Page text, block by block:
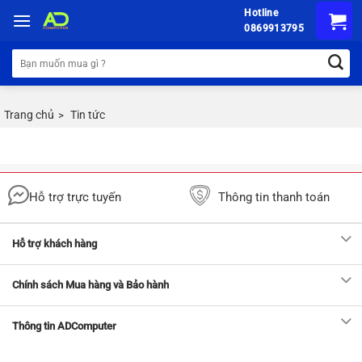
đến
nội
dung
Hotline
0869913795
Tìm
kiếm:
Trang chủ > Tin tức
Hỗ trợ trực tuyến Thông tin thanh toán
Hỗ trợ khách hàng
Chính sách Mua hàng và Bảo hành
Thông tin ADComputer